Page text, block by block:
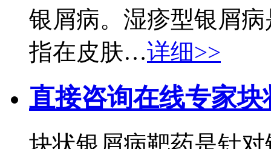
银屑病。湿疹型银屑
指在皮肤…详细>>
直接咨询在线专家块
块状银屑病靶药是针